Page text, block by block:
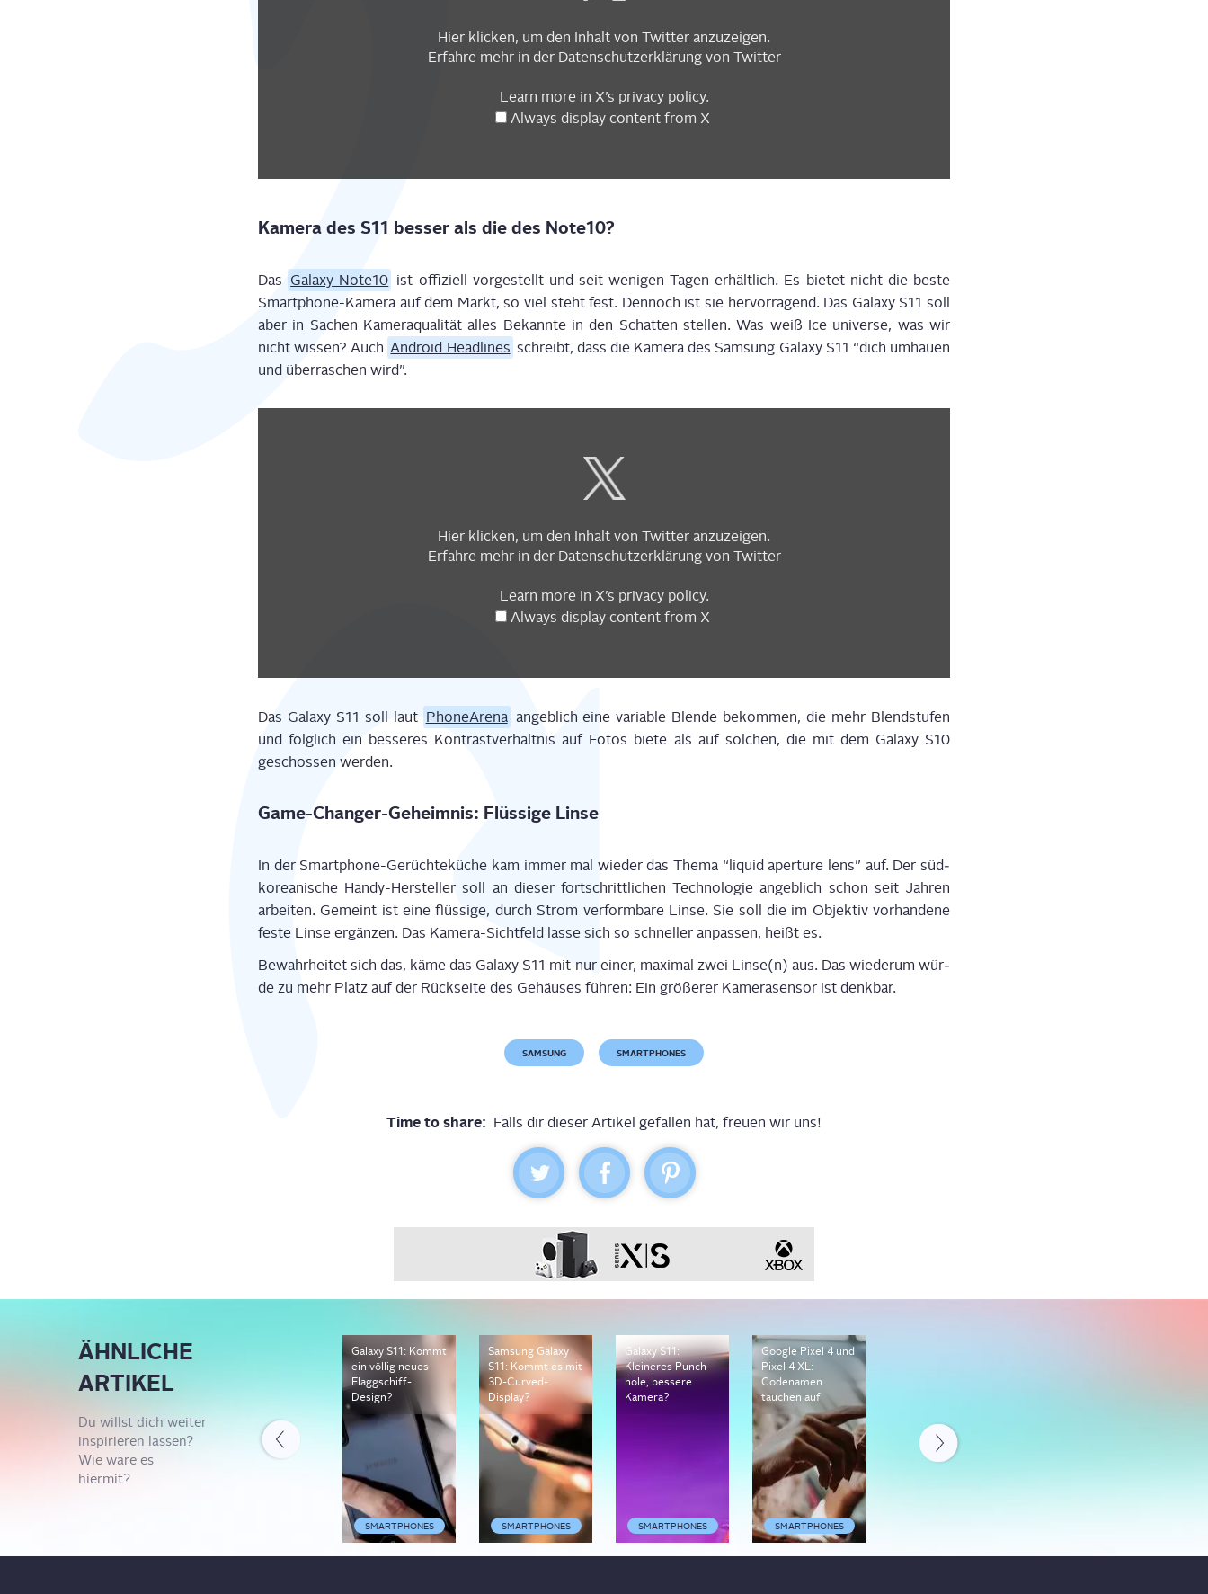
Hier kli­cken, um den Inhalt von Twit­ter anzuzeigen.
Erfah­re mehr in der Daten­schutz­er­klä­rungvon Twitter
Learn more in X’s pri­va­cy poli­cy.
Always dis­play con­tent from X
Kame­ra des S11 bes­ser als die des Note10?
Das Gala­xy Note10 ist offi­zi­ell vor­ge­stellt und seit weni­gen Tagen erhält­lich. Es bie­tet nicht die bes­te
Smart­phone-Kame­ra auf dem Markt, so viel steht fest. Den­noch ist sie her­vor­ra­gend. Das Gala­xy S11 soll
aber in Sachen Kame­ra­qua­li­tät alles Bekann­te in den Schat­ten stel­len. Was weiß Ice uni­ver­se, was wir
nicht wis­sen? Auch Android Head­lines schreibt, dass die Kame­ra des Sam­sung Gala­xy S11 “dich umhau­en
und über­ra­schen wird”.
from
X
Hier kli­cken, um den Inhalt von Twit­ter anzuzeigen.
Erfah­re mehr in der Daten­schutz­er­klä­rungvon Twitter
Learn more in X’s pri­va­cy poli­cy.
Always dis­play con­tent from X
Das Gala­xy S11 soll laut Pho­ne­A­re­na angeb­lich eine varia­ble Blen­de bekom­men, die mehr Blend­stu­fen
und folg­lich ein bes­se­res Kon­trast­ver­hält­nis auf Fotos bie­te als auf sol­chen, die mit dem Gala­xy S10
geschos­sen werden.
Game-Chan­ger-Geheim­nis: Flüs­si­ge Linse
In der Smart­phone-Gerüch­te­kü­che kam immer mal wie­der das The­ma “liquid aper­tu­re lens” auf. Der süd­
ko­rea­ni­sche Han­dy-Her­stel­ler soll an die­ser fort­schritt­li­chen Tech­no­lo­gie angeb­lich schon seit Jah­ren
arbei­ten. Gemeint ist eine flüs­si­ge, durch Strom ver­form­ba­re Lin­se. Sie soll die im Objek­tiv vor­han­de­ne
fes­te Lin­se ergän­zen. Das Kame­ra-Sicht­feld las­se sich so schnel­ler anpas­sen, heißt es.
Bewahr­hei­tet sich das, käme das Gala­xy S11 mit nur einer, maxi­mal zwei Linse(n) aus. Das wie­der­um wür­
de zu mehr Platz auf der Rück­sei­te des Gehäu­ses füh­ren: Ein grö­ße­rer Kame­ra­sen­sor ist denkbar.
SAMSUNG SMARTPHONES
Time to share: Falls dir dieser Artikel gefallen hat, freuen wir uns!
ÄHNLICHE
ARTIKEL
Du willst dich weiter
inspirieren lassen?
Wie wäre es
hiermit?
SMARTPHONES
Galaxy S11: Kommt
ein völlig neues
Flaggschiff-
Design?
SMARTPHONES
Samsung Galaxy
S11: Kommt es mit
3D-Curved-
Display?
SMARTPHONES
Galaxy S11:
Kleineres Punch-
hole, bessere
Kamera?
SMARTPHONES
Google Pixel 4 und
Pixel 4 XL:
Codenamen
tauchen auf